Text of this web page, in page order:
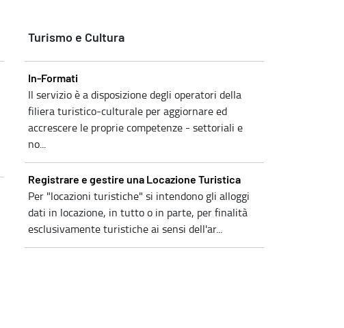
Turismo e Cultura
In-Formati
Il servizio è a disposizione degli operatori della
filiera turistico-culturale per aggiornare ed
accrescere le proprie competenze - settoriali e
no...
Registrare e gestire una Locazione Turistica
Per "locazioni turistiche" si intendono gli alloggi
dati in locazione, in tutto o in parte, per finalità
esclusivamente turistiche ai sensi dell'ar...